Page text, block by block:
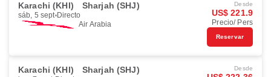
Karachi (KHI) Sharjah (SHJ)
sáb, 5 sept Directo
Air Arabia
Desde
US$ 221.9
Precio/ Pers
Reservar
Karachi (KHI) Sharjah (SHJ) Desde